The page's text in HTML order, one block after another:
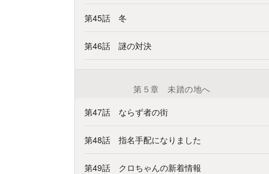
第45話 冬
第46話 謎の対決
第５章 未踏の地へ
第47話 ならず者の街
第48話 指名手配になりました
第49話 クロちゃんの新着情報